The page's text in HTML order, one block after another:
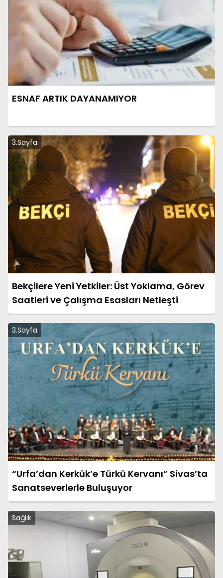
ESNAF ARTIK DAYANAMIYOR
3.Sayfa
Bekçilere Yeni Yetkiler: Üst Yoklama, Görev
Saatleri ve Çalışma Esasları Netleşti
3.Sayfa
“Urfa’dan Kerkük’e Türkü Kervanı” Sivas’ta
Sanatseverlerle Buluşuyor
Sağlık